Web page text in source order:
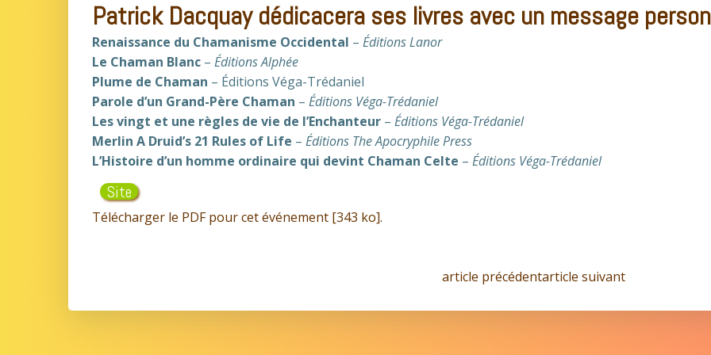
Patrick Dacquay dédicacera ses livres avec un message
Renaissance du Chamanisme Occidental – Éditions Lanor
Le Chaman Blanc – Éditions Alphée
Plume de Chaman – Éditions Véga-Trédaniel
Parole d’un Grand-Père Chaman – Éditions Véga-Trédaniel
Les vingt et une règles de vie de l’Enchanteur – Éditions Véga-Trédaniel
Merlin A Druid’s 21 Rules of Life – Éditions The Apocryphile Press
L’Histoire d’un homme ordinaire qui devint Chaman Celte – Éditions Véga-Trédaniel
Site
Télécharger le PDF pour cet événement [343 ko].
Navigation
de
article précédentNavigation
de
article suivant